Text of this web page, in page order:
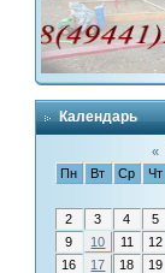
Календарь
«
Пн
Вт Ср Чт
2
3 4 5
9
10 11 12
16
17 18 19